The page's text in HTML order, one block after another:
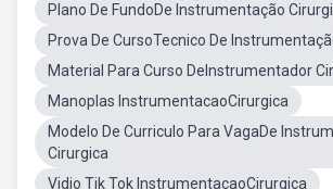
Plano De FundoDe Instrumentação
Prova De CursoTecnico De
Material Para Curso DeInstrumentador
Manoplas InstrumentacaoCirurgica
Modelo De Curriculo Para VagaDe
Cirurgica
Vidio Tik Tok InstrumentacaoCirurgica